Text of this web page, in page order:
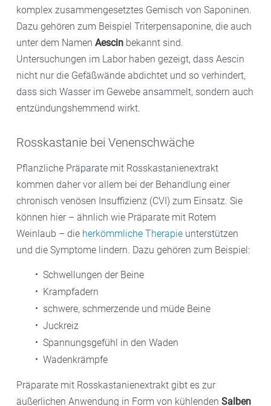
komplex zusammengesetztes Gemisch von Saponinen.
Dazu gehören zum Beispiel Triterpensaponine, die auch
unter dem Namen Aescin bekannt sind.
Untersuchungen im Labor haben gezeigt, dass Aescin
nicht nur die Gefäßwände abdichtet und so verhindert,
dass sich Wasser im Gewebe ansammelt, sondern auch
entzündungshemmend wirkt.
Rosskastanie bei Venenschwäche
Pflanzliche Präparate mit Rosskastanienextrakt
kommen daher vor allem bei der Behandlung einer
chronisch venösen Insuffizienz (CVI) zum Einsatz. Sie
können hier – ähnlich wie Präparate mit Rotem
Weinlaub – die herkömmliche Therapie unterstützen
und die Symptome lindern. Dazu gehören zum Beispiel:
Schwellungen der Beine
Krampfadern
schwere, schmerzende und müde Beine
Juckreiz
Spannungsgefühl in den Waden
Wadenkrämpfe
Präparate mit Rosskastanienextrakt gibt es zur
äußerlichen Anwendung in Form von kühlenden Salben